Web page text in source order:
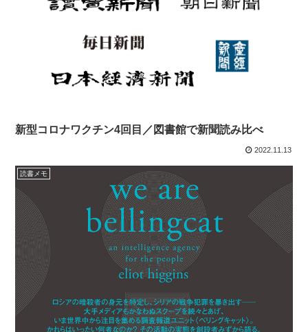
新型コロナワクチン4回目／図書館で新聞読み比べ
2022.11.13
読書メモ